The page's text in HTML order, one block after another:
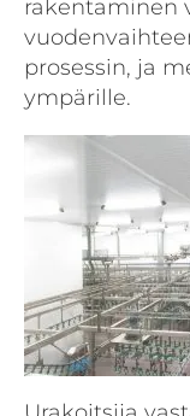
rakentaminen
prosessin, ja
ympärille.